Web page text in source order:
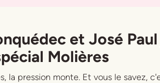
et José
Molières
la pression monte. Et vous le savez,